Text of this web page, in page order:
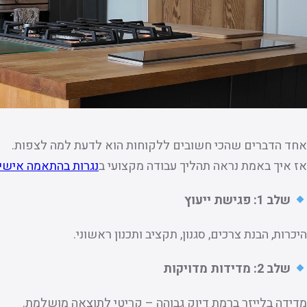
אחד הדברים שהכי חשובים ללקוחות הוא לדעת למה לצפות.
אז איך באמת נראה תהליך עבודה מקצועי בנגרות בהתאמה
שלב 1: פגישת ייעוץ
היכרות, הבנת צרכים, סגנון, תקציב ותכנון ראשוני.
שלב 2: מדידות מדויקות
מדידה בלייזר ברמת דיוק גבוהה – קריטי לתוצאה מושלמת.